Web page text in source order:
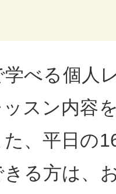
べる個人
スン内容
、平日の
る方は、